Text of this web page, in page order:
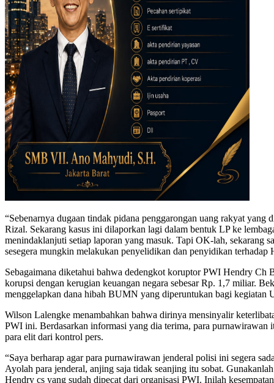
“Sebenarnya dugaan tindak pidana penggarongan uang rakyat
Rizal. Sekarang kasus ini dilaporkan lagi dalam bentuk LP ke
menindaklanjuti setiap laporan yang masuk. Tapi OK-lah, sekarang
sesegera mungkin melakukan penyelidikan dan penyidikan
Sebagaimana diketahui bahwa dedengkot koruptor PWI Hendry
korupsi dengan kerugian keuangan negara sebesar Rp. 1,7 miliar.
menggelapkan dana hibah BUMN yang diperuntukan bagi
Wilson Lalengke menambahkan bahwa dirinya mensinyalir
PWI ini. Berdasarkan informasi yang dia terima, para purnawirawan
para elit dari kontrol pers.
“Saya berharap agar para purnawirawan jenderal polisi ini segera
Ayolah para jenderal, anjing saja tidak seanjing itu sobat.
Hendry cs yang sudah dipecat dari organisasi PWI. Inilah